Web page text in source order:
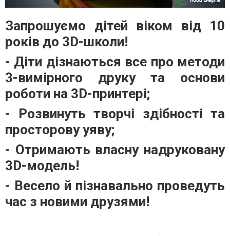
Запрошуємо дітей віком від 10
років до 3D-школи!
- Діти дізнаються все про методи
3-вимірного друку та основи
роботи на 3D-принтері;
- Розвинуть творчі здібності та
просторову уяву;
- Отримають власну надруковану
3D-модель!
- Весело й пізнавально проведуть
час з новими друзями!